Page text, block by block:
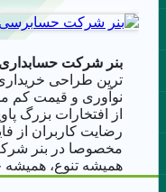
بنر شرکت حسابداری
ترین طراحی خریداری
نوآوری و قیمت کم
از افتخارات بزرگ
رضایت کاربران از
مخصوصا در بنر
همیشه تنوع،
پاویسا.